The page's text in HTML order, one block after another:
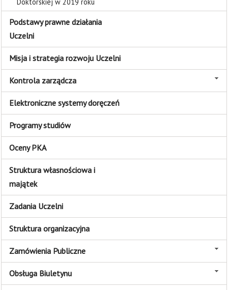
Podstawy prawne działania
Uczelni
Misja i strategia rozwoju Uczelni
Kontrola zarządcza
Elektroniczne systemy doręczeń
Programy studiów
Oceny PKA
Struktura własnościowa i
majątek
Zadania Uczelni
Struktura organizacyjna
Zamówienia Publiczne
Obsługa Biuletynu